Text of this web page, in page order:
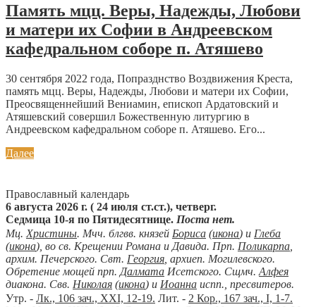
Память мцц. Веры, Надежды, Любови
и матери их Софии в Андреевском
кафедральном соборе п. Атяшево
30 сентября 2022 года, Попразднство Воздвижения Креста,
память мцц. Веры, Надежды, Любови и матери их Софии,
Преосвященнейший Вениамин, епископ Ардатовский и
Атяшевский совершил Божественную литургию в
Андреевском кафедральном соборе п. Атяшево. Его...
Далее
Православный календарь
6 августа 2026 г. ( 24 июля ст.ст.), четверг.
Седмица 10-я по Пятидесятнице. Поста нет.
Мц. Христины. Мчч. блгвв. князей Бориса (икона) и Глеба
(икона), во св. Крещении Романа и Давида. Прп. Поликарпа
архим. Печерского. Свт. Георгия , архиеп. Могилевского.
Обретение мощей прп. Далмата Исетского. Сщмч. Алфея
диакона. Свв. Николая (икона) и Иоанна испп., пресвитеров.
Утр. - Лк., 106 зач., XXI, 12-19. Лит. - 2 Кор., 167 зач., I, 1-7.